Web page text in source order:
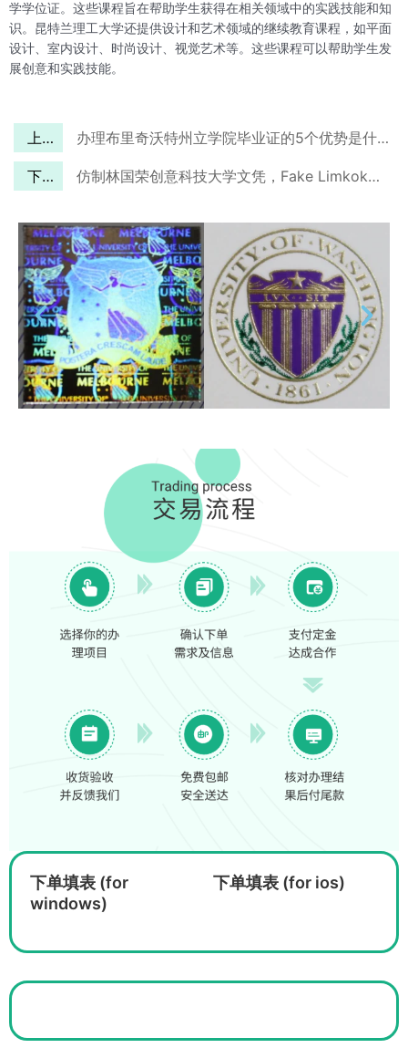
学学位证。这些课程旨在帮助学生获得在相关领域中的实践技能和知
识。昆特兰理工大学还提供设计和艺术领域的继续教育课程，如平面
设计、室内设计、时尚设计、视觉艺术等。这些课程可以帮助学生发
展创意和实践技能。
上一篇 办理布里奇沃特州立学院毕业证的5个优势是什么？Buy Bridgewater State University Diploma
下一篇 仿制林国荣创意科技大学文凭，Fake Limkokwing University of Creative Technology diploma.
下单填表 (for
windows)
下单填表 (for ios)